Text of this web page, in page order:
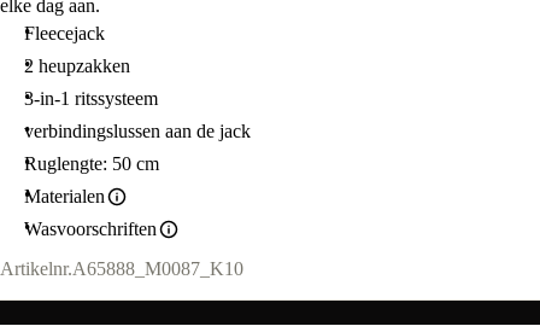
elke dag aan.
Fleecejack
2 heupzakken
3-in-1 ritssysteem
verbindingslussen aan de jack
Ruglengte: 50 cm
Materialen
Wasvoorschriften
Artikelnr.A65888_M0087_K10